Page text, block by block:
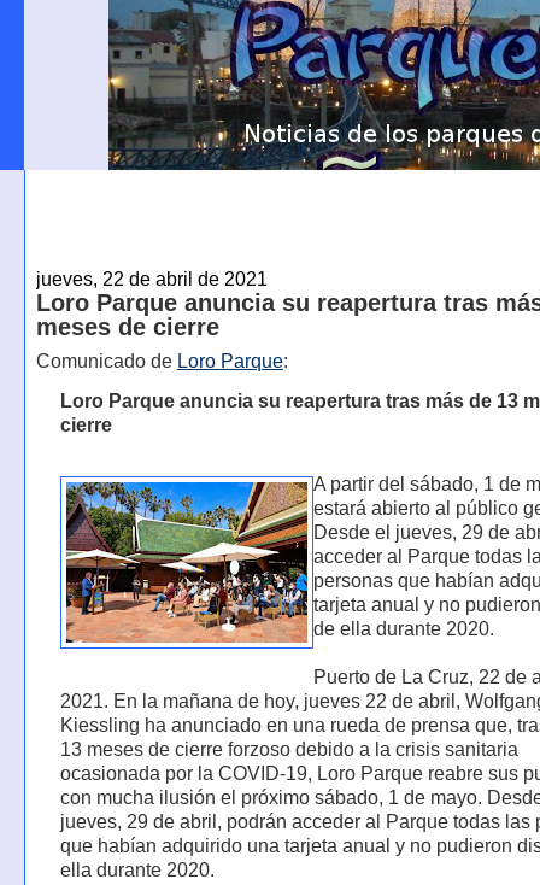
jueves, 22 de abril de 2021
Loro Parque anuncia su reapertura tras
meses de cierre
Comunicado de Loro Parque:
Loro Parque anuncia su reapertura tras más de 13
cierre
A partir del sábado, 1 de
estará abierto al público
Desde el jueves, 29 de
acceder al Parque todas
personas que habían
tarjeta anual y no
de ella durante 2020.
Puerto de La Cruz, 22 de
2021. En la mañana de hoy, jueves 22 de abril,
Kiessling ha anunciado en una rueda de prensa que,
13 meses de cierre forzoso debido a la crisis sanitaria
ocasionada por la COVID-19, Loro Parque reabre sus
con mucha ilusión el próximo sábado, 1 de mayo.
jueves, 29 de abril, podrán acceder al Parque todas las
que habían adquirido una tarjeta anual y no pudieron
ella durante 2020.